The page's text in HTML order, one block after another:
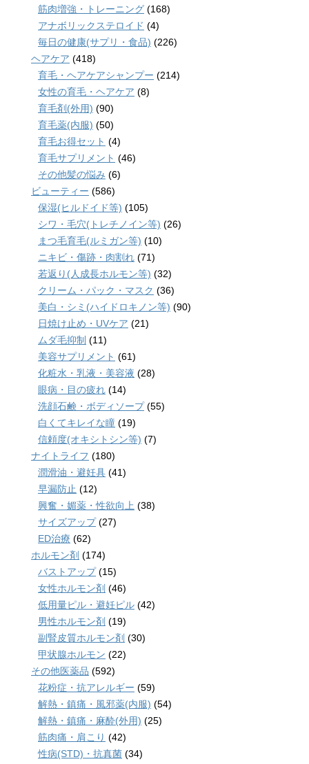
筋肉増強・トレーニング (168)
アナボリックステロイド (4)
毎日の健康(サプリ・食品) (226)
ヘアケア (418)
育毛・ヘアケアシャンプー (214)
女性の育毛・ヘアケア (8)
育毛剤(外用) (90)
育毛薬(内服) (50)
育毛お得セット (4)
育毛サプリメント (46)
その他髪の悩み (6)
ビューティー (586)
保湿(ヒルドイド等) (105)
シワ・毛穴(トレチノイン等) (26)
まつ毛育毛(ルミガン等) (10)
ニキビ・傷跡・肉割れ (71)
若返り(人成長ホルモン等) (32)
クリーム・パック・マスク (36)
美白・シミ(ハイドロキノン等) (90)
日焼け止め・UVケア (21)
ムダ毛抑制 (11)
美容サプリメント (61)
化粧水・乳液・美容液 (28)
眼病・目の疲れ (14)
洗顔石鹸・ボディソープ(55)
白くてキレイな瞳 (19)
信頼度(オキシトシン等) (7)
ナイトライフ (180)
潤滑油・避妊具 (41)
早漏防止 (12)
興奮・媚薬・性欲向上 (38)
サイズアップ(27)
ED治療 (62)
ホルモン剤 (174)
バストアップ(15)
女性ホルモン剤 (46)
低用量ピル・避妊ピル (42)
男性ホルモン剤 (19)
副腎皮質ホルモン剤 (30)
甲状腺ホルモン (22)
その他医薬品 (592)
花粉症・抗アレルギー (59)
解熱・鎮痛・風邪薬(内服) (54)
解熱・鎮痛・麻酔(外用) (25)
筋肉痛・肩こり (42)
性病(STD)・抗真菌 (34)